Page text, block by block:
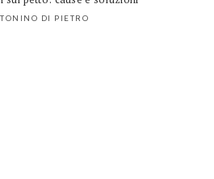
DI PIETRO